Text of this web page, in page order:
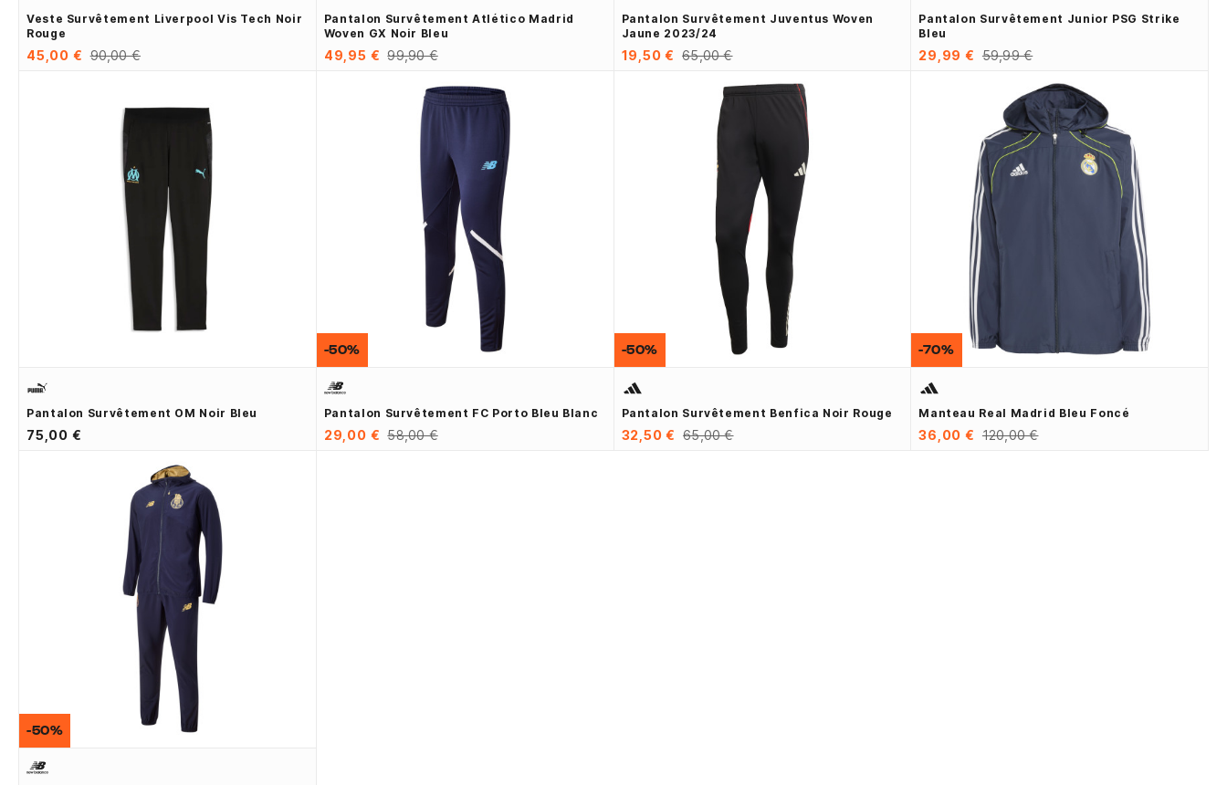
Veste Survêtement Liverpool Vis Tech Noir
Rouge
45,00 € 90,00 €
Pantalon Survêtement Atlético Madrid
Woven GX Noir Bleu
49,95 € 99,90 €
Pantalon Survêtement Juventus Woven
Jaune 2023/24
19,50 € 65,00 €
Pantalon Survêtement Junior PSG Strike
Bleu
29,99 € 59,99 €
Pantalon Survêtement OM Noir Bleu
75,00 €
Pantalon Survêtement FC Porto Bleu Blanc
29,00 € 58,00 €
-50%
Pantalon Survêtement Benfica Noir Rouge
32,50 € 65,00 €
-50%
Manteau Real Madrid Bleu Foncé
36,00 € 120,00 €
-70%
-50%